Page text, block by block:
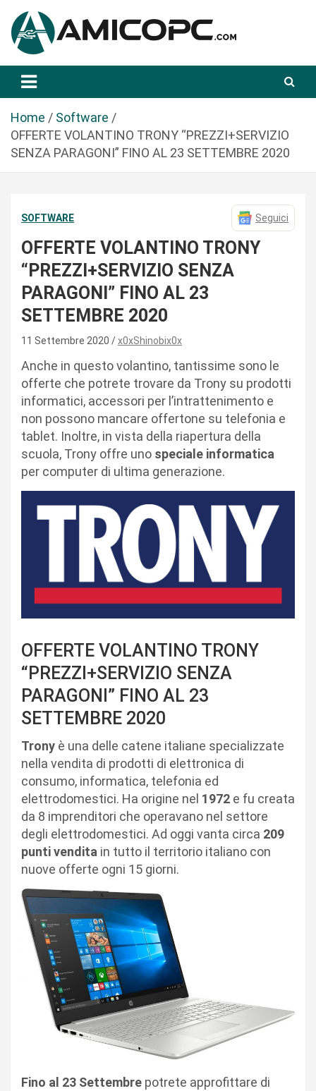
a
Amicopc.com
Home
Software
OFFERTE VOLANTINO TRONY “PREZZI+SERVIZIO
SENZA PARAGONI” FINO AL 23 SETTEMBRE 2020
SOFTWARE Seguici
OFFERTE VOLANTINO TRONY
“PREZZI+SERVIZIO SENZA
PARAGONI” FINO AL 23
SETTEMBRE 2020
11 Settembre 2020 x0xShinobix0x
Anche in questo volantino, tantissime sono le
offerte che potrete trovare da Trony su prodotti
informatici, accessori per l’intrattenimento e
non possono mancare offertone su telefonia e
tablet. Inoltre, in vista della riapertura della
scuola, Trony offre uno speciale informatica
per computer di ultima generazione.
OFFERTE VOLANTINO TRONY
“PREZZI+SERVIZIO SENZA
PARAGONI” FINO AL 23
SETTEMBRE 2020
Trony è una delle catene italiane specializzate
nella vendita di prodotti di elettronica di
consumo, informatica, telefonia ed
elettrodomestici. Ha origine nel 1972 e fu creata
da 8 imprenditori che operavano nel settore
degli elettrodomestici. Ad oggi vanta circa 209
punti vendita in tutto il territorio italiano con
nuove offerte ogni 15 giorni.
Fino al 23 Settembre potrete approfittare di